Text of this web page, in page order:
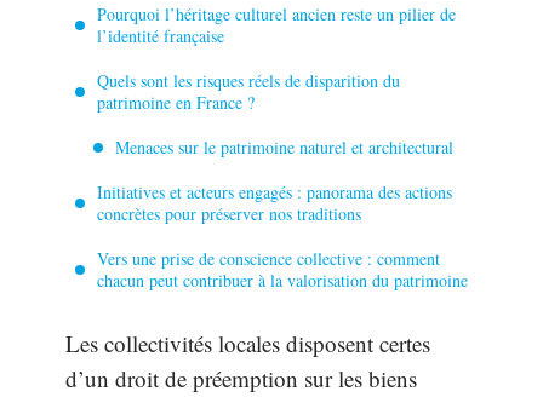
Pourquoi l’héritage culturel ancien reste un pilier de
l’identité française
Quels sont les risques réels de disparition du
patrimoine en France ?
Menaces sur le patrimoine naturel et architectural
Initiatives et acteurs engagés : panorama des actions
concrètes pour préserver nos traditions
Vers une prise de conscience collective : comment
chacun peut contribuer à la valorisation du patrimoine
Les collectivités locales disposent certes
d’un droit de préemption sur les biens